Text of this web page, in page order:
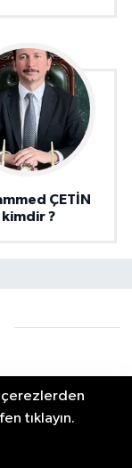
ÇETİN
kimdir ?
ve Şehir Rehberi
trafik kazaları,
çerezlerden
tıklayın.
4